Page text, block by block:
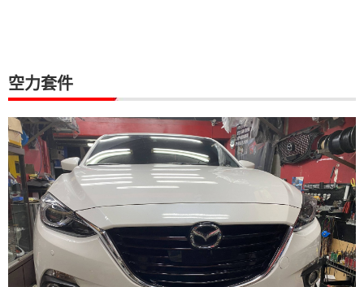
空力套件